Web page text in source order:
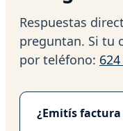
Respuestas
preguntan. Si tu
por teléfono:
¿Emitís